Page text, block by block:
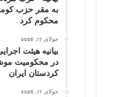
به مقر حزب
محکوم کرد
جولای 17, 2026
بیانیه هیئت
در محکومیت
کردستان ایران
جولای 17, 2026